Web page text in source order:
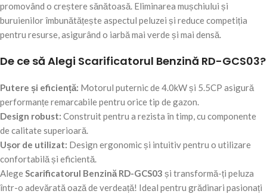
promovând o creștere sănătoasă. Eliminarea mușchiului și
buruienilor îmbunătățește aspectul peluzei și reduce competiția
pentru resurse, asigurând o iarbă mai verde și mai densă.
De ce să Alegi Scarificatorul Benzină RD-GCS03?
Putere și eficiență: Motorul puternic de 4.0kW și 5.5CP asigură
performanțe remarcabile pentru orice tip de gazon.
Design robust: Construit pentru a rezista în timp, cu componente
de calitate superioară.
Ușor de utilizat: Design ergonomic și intuitiv pentru o utilizare
confortabilă și eficientă.
AlegeScarificatorul Benzină RD-GCS03 și transformă-ți peluza
într-o adevărată oază de verdeață! Ideal pentru grădinari pasionați